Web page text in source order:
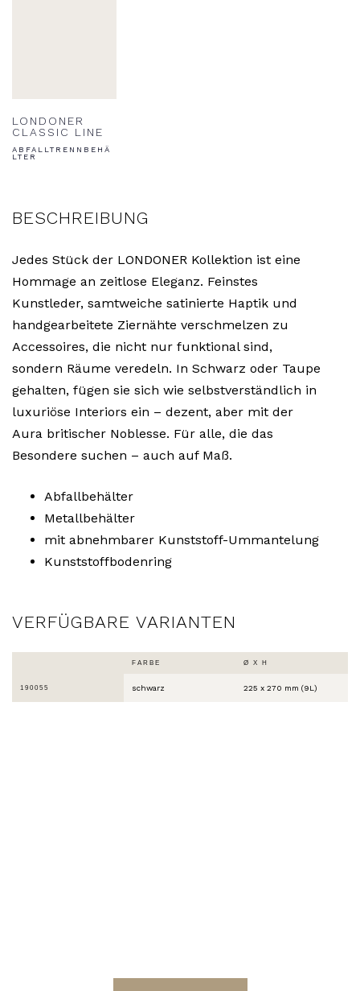
LONDONER
CLASSIC LINE
ABFALLTRENNBEHÄ
LTER
BESCHREIBUNG
Jedes Stück der LONDONER Kollektion ist eine
Hommage an zeitlose Eleganz. Feinstes
Kunstleder, samtweiche satinierte Haptik und
handgearbeitete Ziernähte verschmelzen zu
Accessoires, die nicht nur funktional sind,
sondern Räume veredeln. In Schwarz oder Taupe
gehalten, fügen sie sich wie selbstverständlich in
luxuriöse Interiors ein – dezent, aber mit der
Aura britischer Noblesse. Für alle, die das
Besondere suchen – auch auf Maß.
Abfallbehälter
Metallbehälter
mit abnehmbarer Kunststoff-Ummantelung
Kunststoffbodenring
VERFÜGBARE VARIANTEN
FARBE Ø X H
190055 schwarz 225 x 270 mm (9L)